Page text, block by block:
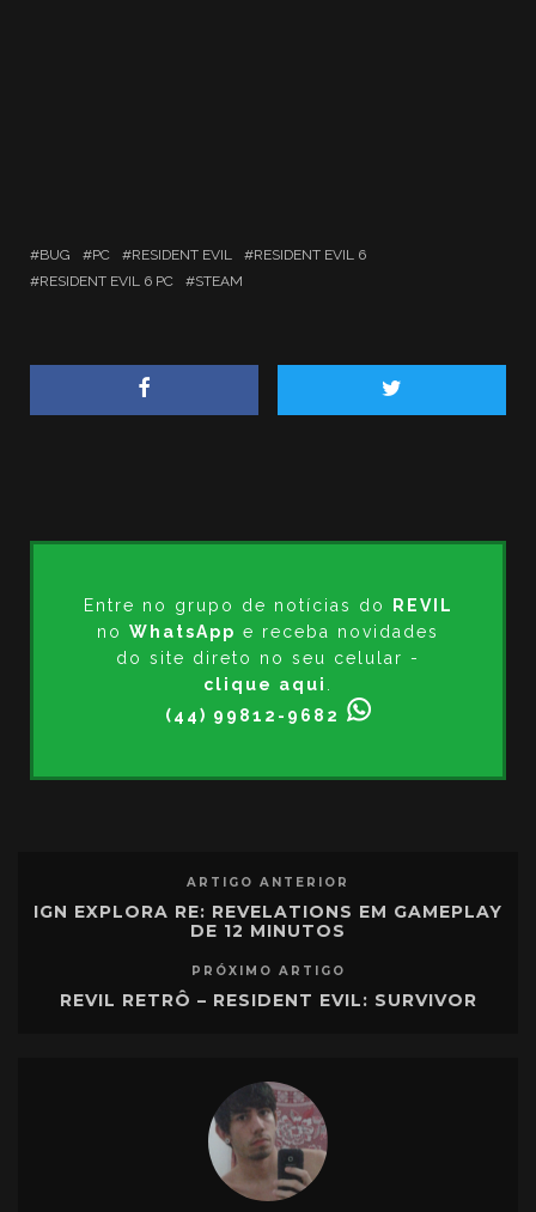
BUG PC RESIDENT EVIL
RESIDENT EVIL 6
RESIDENT EVIL 6 PC
STEAM
Entre no grupo de notícias do
REVIL
no WhatsApp e receba novidades
do site direto no seu celular -
clique aqui
(44) 99812-9682
ARTIGO ANTERIOR
IGN EXPLORA RE: REVELATIONS EM GAMEPLAY
DE 12 MINUTOS
PRÓXIMO ARTIGO
REVIL RETRÔ – RESIDENT EVIL: SURVIVOR